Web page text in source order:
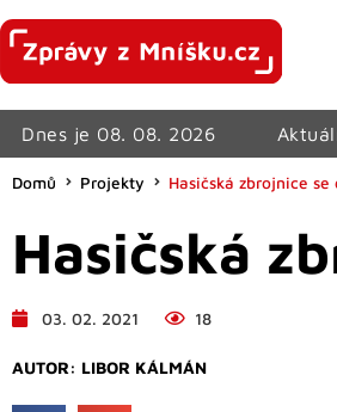
Dnes je 08. 08. 2026
Domů Projekty Hasičská zbrojnice
Hasičská
03. 02. 2021 18
AUTOR: LIBOR KÁLMÁN